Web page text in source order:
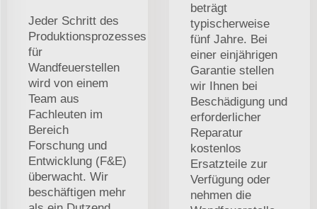
Jeder Schritt des
Produktionsprozesses
für
Wandfeuerstellen
wird von einem
Team aus
Fachleuten im
Bereich
Forschung und
Entwicklung (F&E)
überwacht. Wir
beschäftigen mehr
beträgt
typischerweise
fünf Jahre. Bei
einer einjährigen
Garantie stellen
wir Ihnen bei
Beschädigung und
erforderlicher
Reparatur
kostenlos
Ersatzteile zur
Verfügung oder
nehmen die